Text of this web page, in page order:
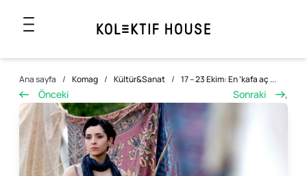
Ana sayfa / Komag / Kültür&Sanat / 17 – 23 Ekim: En ‘kafa aç ...
Önceki Sonraki ,